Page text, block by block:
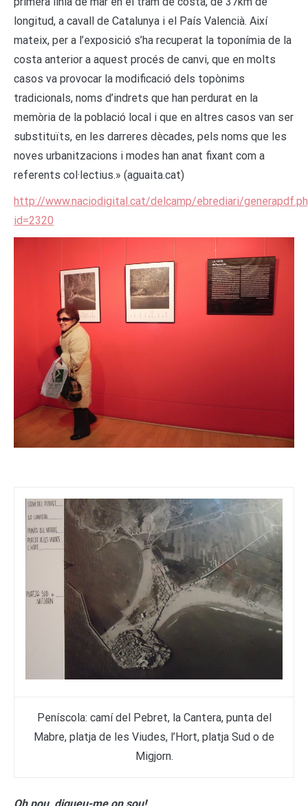
longitud, a cavall de Catalunya i el País Valencià. Així
mateix, per a l’exposició s’ha recuperat la toponímia de la
costa anterior a aquest procés de canvi, que en molts
casos va provocar la modificació dels topònims
tradicionals, noms d’indrets que han perdurat en la
memòria de la població local i que en altres casos van ser
substituïts, en les darreres dècades, pels noms que les
noves urbanitzacions i modes han anat fixant com a
referents col·lectius.» (aguaita.cat)
http://www.naciodigital.cat/delcamp/ebrediari/
id=2320
Peníscola: camí del Pebret, la Cantera, punta del
Mabre, platja de les Viudes, l’Hort, platja Sud o de
Migjorn.